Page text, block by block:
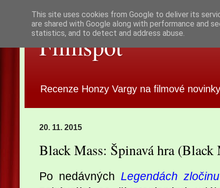
Filmspot
Recenze Honzy Vargy na filmové
20. 11. 2015
Black Mass: Špinavá hra (Black
Po nedávných Legendách zločinu
This site uses cookies from Google to deliver its
are shared with Google along with performance and
statistics, and to detect and address abuse.